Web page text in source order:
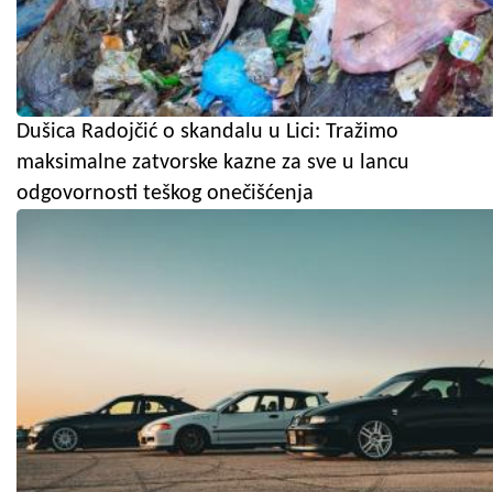
Dušica Radojčić o skandalu u Lici: Tražimo
maksimalne zatvorske kazne za sve u lancu
odgovornosti teškog onečišćenja